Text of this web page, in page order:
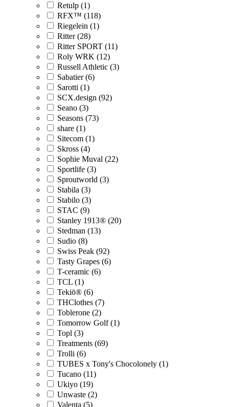
Retulp (1)
RFX™ (118)
Riegelein (1)
Ritter (28)
Ritter SPORT (11)
Roly WRK (12)
Russell Athletic (3)
Sabatier (6)
Sarotti (1)
SCX.design (92)
Seano (3)
Seasons (73)
share (1)
Sitecom (1)
Skross (4)
Sophie Muval (22)
Sportlife (3)
Sproutworld (3)
Stabila (3)
Stabilo (3)
STAC (9)
Stanley 1913® (20)
Stedman (13)
Sudio (8)
Swiss Peak (92)
Tasty Grapes (6)
T-ceramic (6)
TCL (1)
Tekiō® (6)
THClothes (7)
Toblerone (2)
Tomorrow Golf (1)
Topl (3)
Treatments (69)
Trolli (6)
TUBES x Tony's Chocolonely (1)
Tucano (11)
Ukiyo (19)
Unwaste (2)
Valenta (5)